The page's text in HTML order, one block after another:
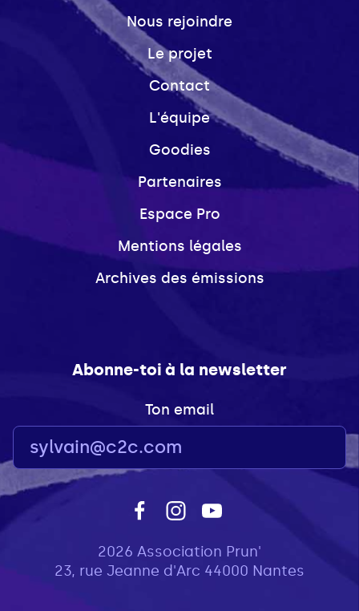
Nous rejoindre
Le projet
Contact
L'équipe
Goodies
Partenaires
Espace Pro
Mentions légales
Archives des émissions
Abonne-toi à la newsletter
Ton email
2026 Association Prun'
23, rue Jeanne d'Arc 44000 Nantes